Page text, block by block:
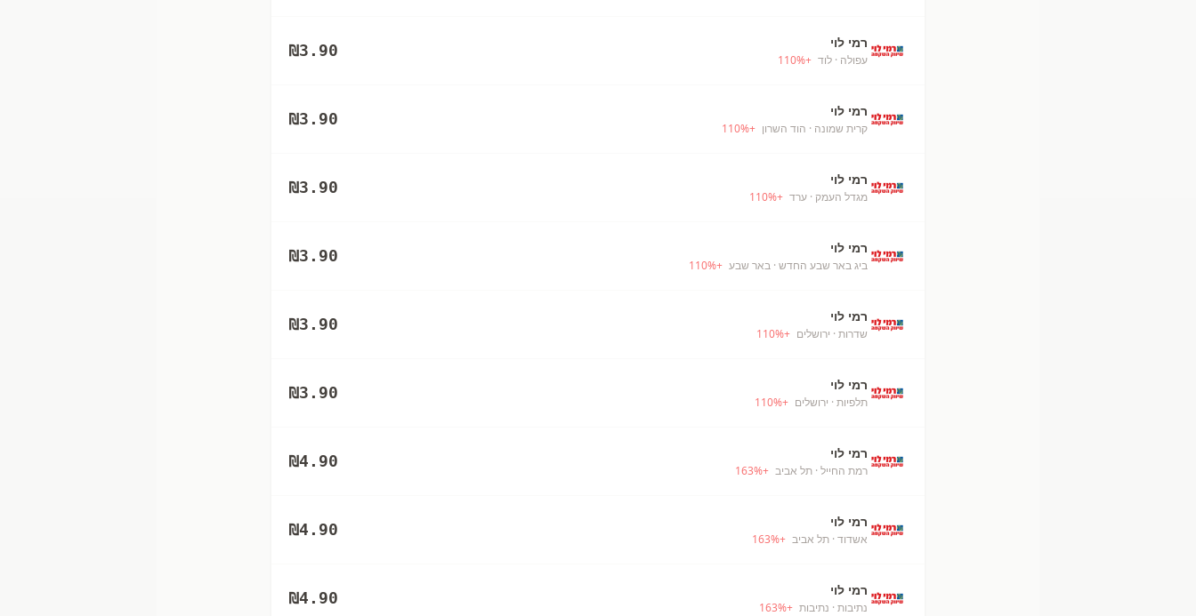
רמי לוי
עפולה · לוד +
110%
₪3.90
רמי לוי
קרית שמונה · הוד השרון +
110%
₪3.90
רמי לוי
מגדל העמק · ערד +
110%
₪3.90
רמי לוי
ביג באר שבע החדש · באר שבע +
110%
₪3.90
רמי לוי
שדרות · ירושלים +
110%
₪3.90
רמי לוי
תלפיות · ירושלים +
110%
₪3.90
רמי לוי
רמת החייל · תל אביב +
163%
₪4.90
רמי לוי
אשדוד · תל אביב +
163%
₪4.90
רמי לוי
נתיבות · נתיבות +
163%
₪4.90